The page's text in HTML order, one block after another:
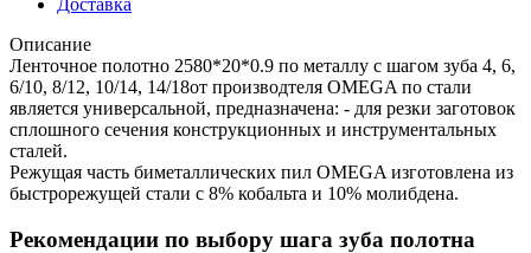
Описание
Ленточное полотно 2580*20*0.9 по металлу с шагом зуба 4, 6,
6/10, 8/12, 10/14, 14/18от производтеля OMEGA по стали
является универсальной, предназначена: - для резки заготовок
сплошного сечения конструкционных и инструментальных
сталей.
Режущая часть биметаллических пил OMEGA изготовлена из
быстрорежущей стали с 8% кобальта и 10% молибдена.
Рекомендации по выбору шага зуба полотна